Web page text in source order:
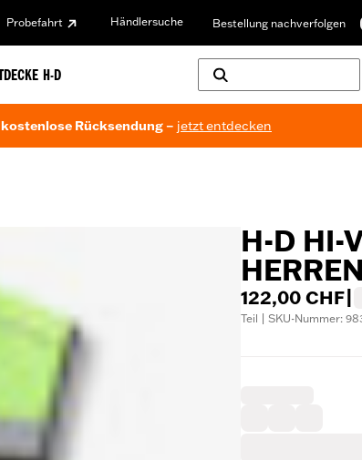
Probefahrt Händlersuche Bestellung nachverfolgen
H-D
Rücksendung – jetzt entdecken
H-D HI-
HERREN
122,00 CHF
Teil | SKU-Nummer: